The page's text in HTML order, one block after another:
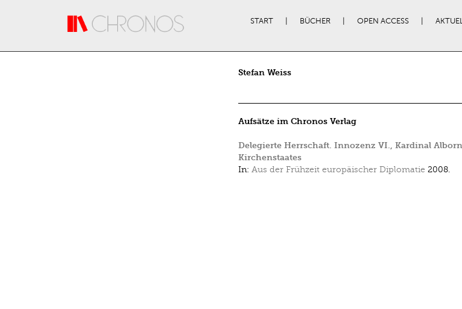
START BÜCHER OPEN ACCESS
Stefan Weiss
Aufsätze im Chronos Verlag
Delegierte Herrschaft. Innozenz VI., Kardinal
Kirchenstaates
In: Aus der Frühzeit europäischer Diplomatie 2008.